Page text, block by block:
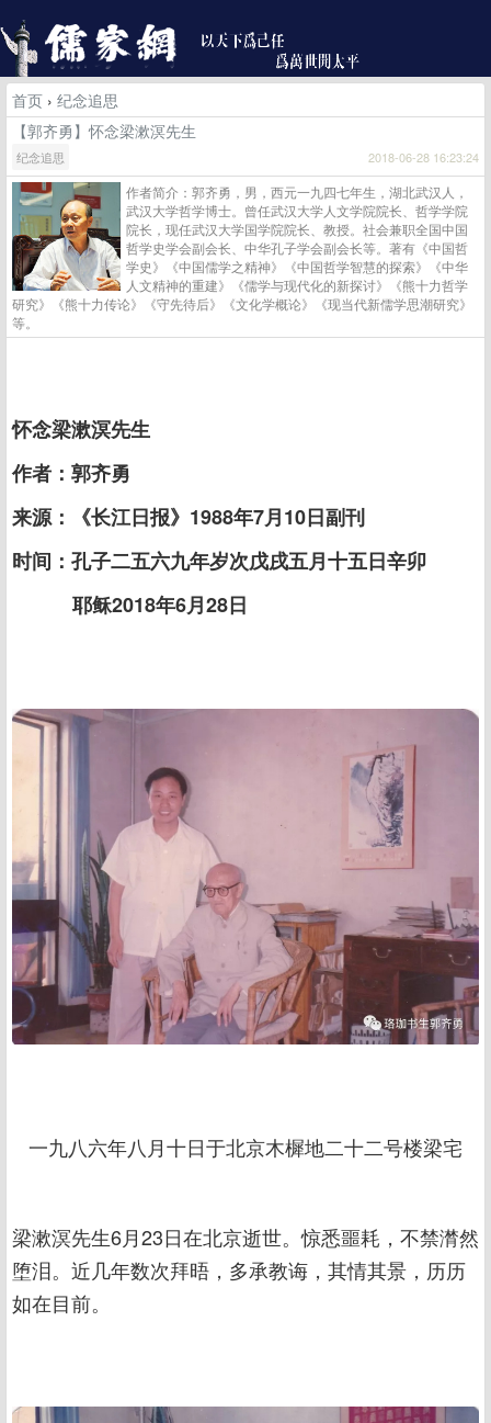
首页 › 纪念追思
【郭齐勇】怀念梁漱溟先生
纪念追思 2018-06-28 16:23:24
作者简介：郭齐勇，男，西元一九四七年生，湖北武汉人，
武汉大学哲学博士。曾任武汉大学人文学院院长、哲学学院
院长，现任武汉大学国学院院长、教授。社会兼职全国中国
哲学史学会副会长、中华孔子学会副会长等。著有《中国哲
学史》《中国儒学之精神》《中国哲学智慧的探索》《中华
人文精神的重建》《儒学与现代化的新探讨》《熊十力哲学
研究》《熊十力传论》《守先待后》《文化学概论》《现当代新儒学思潮研究》
等。
怀念梁漱溟先生
作者：郭齐勇
来源：《长江日报》1988年7月10日副刊
时间：孔子二五六九年岁次戊戌五月十五日辛卯
耶稣2018年6月28日
一九八六年八月十日于北京木樨地二十二号楼梁宅
梁漱溟先生6月23日在北京逝世。惊悉噩耗，不禁潸然
堕泪。近几年数次拜晤，多承教诲，其情其景，历历
如在目前。